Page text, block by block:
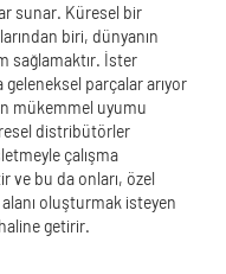
sunar. Küresel bir
biri, dünyanın
sağlamaktır. İster
parçalar arıyor
mükemmel uyumu
distribütörler
çalışma
ve bu da onları, özel
alanı oluşturmak isteyen
getirir.